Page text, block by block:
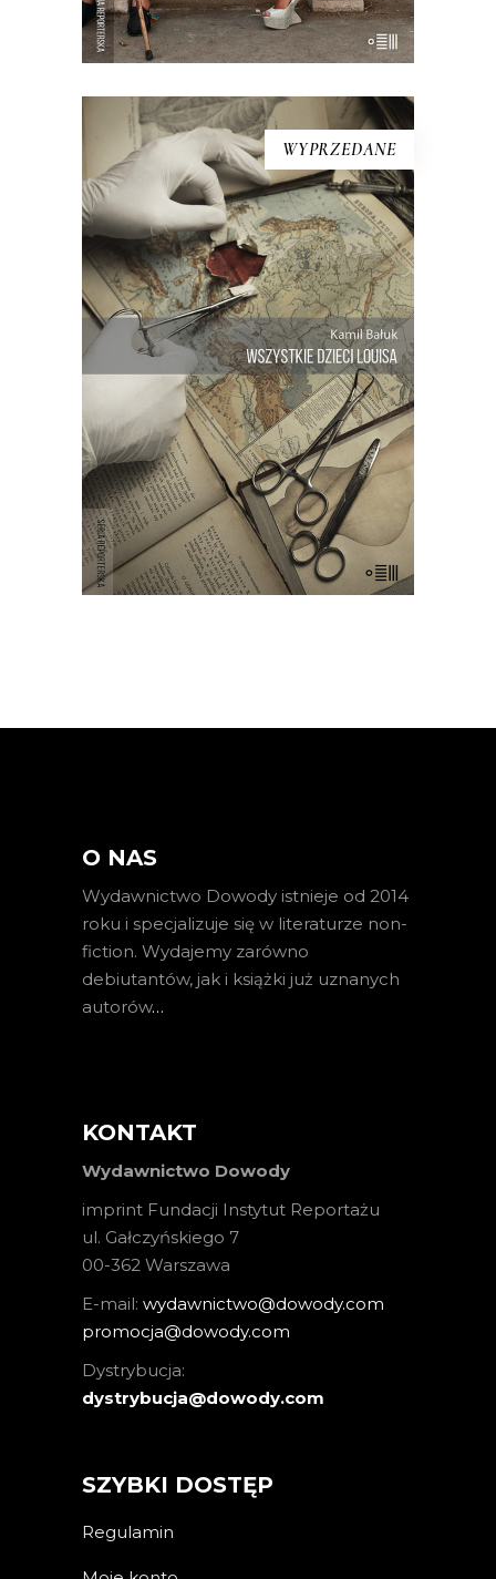
WYPRZEDANE
[EBOOK] Kamil Bałuk –
WSZYSTKIE DZIECI LOUISA
Ta historia zelektryzowała Holandię, ale
to młody polski reporter napisał o niej
najpełniej. Podczas swojego
drobiazgowego reporterskiego
śledztwa Kamil Bałuk szukał
odpowiedzi na pytanie, jak doszło do
tego, że jeden człowiek został ojcem
ponad dwusetki dzieci – i kim są […]
O NAS
Wydawnictwo Dowody istnieje od 2014
roku i specjalizuje się w literaturze non-
fiction. Wydajemy zarówno
debiutantów, jak i książki już uznanych
autorów…
KONTAKT
Wydawnictwo Dowody
imprint Fundacji Instytut Reportażu
ul. Gałczyńskiego 7
00-362 Warszawa
E-mail: wydawnictwo@dowody.com
promocja@dowody.com
Dystrybucja:
dystrybucja@dowody.com
SZYBKI DOSTĘP
Regulamin